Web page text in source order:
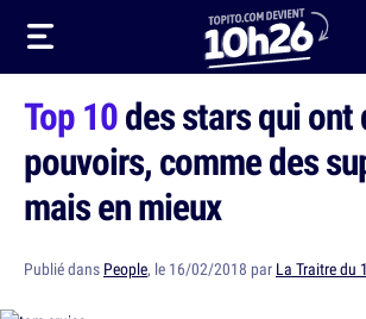
Top 10des stars qui ont
pouvoirs, comme des
mais en mieux
Publié dans People, le 16/02/2018 par La Traitre du